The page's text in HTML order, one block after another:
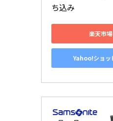
ち込み
楽天市
Yahoo!ショッ